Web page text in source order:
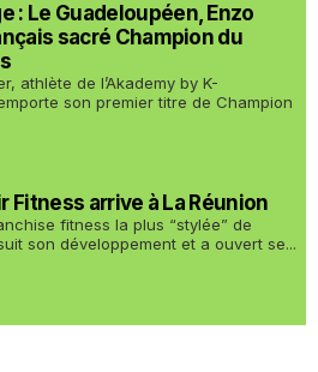
: Le Guadeloupéen, Enzo
sacré Champion du
athlète de l’Akademy by K-
son premier titre de Champion
Fitness arrive à La Réunion
fitness la plus “stylée” de
son développement et a ouvert se...